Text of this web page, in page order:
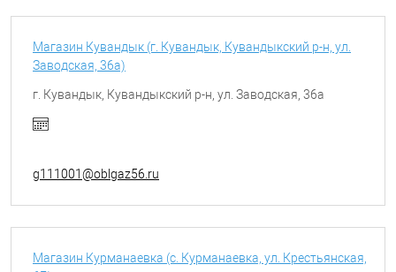
Магазин Кувандык (г. Кувандык, Кувандыкский р-н, ул.
Заводская, 36а)
г. Кувандык, Кувандыкский р-н, ул. Заводская, 36а
g111001@oblgaz56.ru
Магазин Курманаевка (с. Курманаевка, ул. Крестьянская,